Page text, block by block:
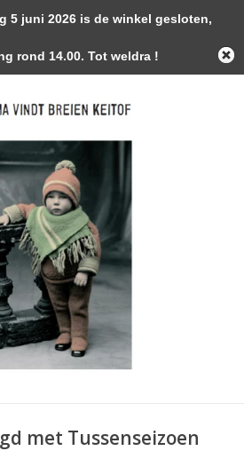
0 Artikelen - €0,00
met Tussenseizoen
5 juni 2026 is de winkel gesloten,
rond 14.00. Tot weldra !